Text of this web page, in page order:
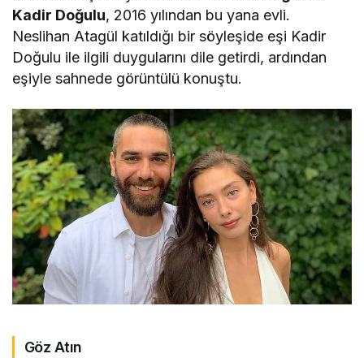
Kadir Doğulu, 2016 yılından bu yana evli.
Neslihan Atagül katıldığı bir söyleşide eşi Kadir
Doğulu ile ilgili duygularını dile getirdi, ardından
eşiyle sahnede görüntülü konuştu.
Göz Atın